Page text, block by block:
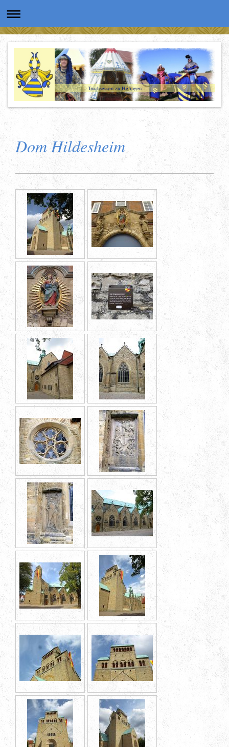
Truchsessen zu Hefingen
Dom Hildesheim